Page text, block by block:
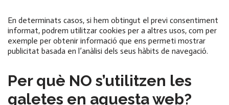
En determinats casos, si hem obtingut el previ consentiment
informat, podrem utilitzar cookies per a altres usos, com per
exemple per obtenir informació que ens permeti mostrar
publicitat basada en l’anàlisi dels seus hàbits de navegació.
Per què NO s’utilitzen les
galetes en aquesta web?